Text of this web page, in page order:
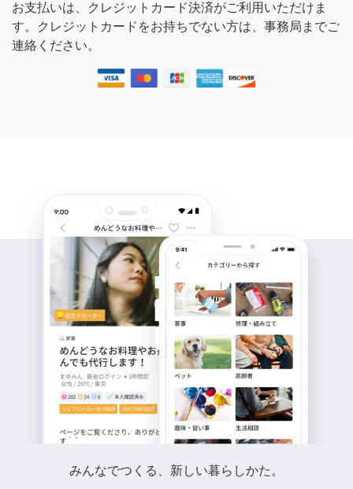
お支払いは、クレジットカード決済がご利用いただけま
す。クレジットカードをお持ちでない方は、事務局までご
連絡ください。
みんなでつくる、新しい暮らしかた。